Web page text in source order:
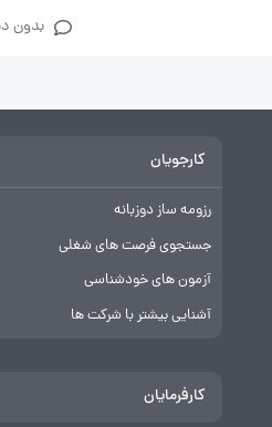
بدون
کارجویان
رزومه ساز دوزبانه
جستجوی فرصت های شغلی
آزمون های خودشناسی
آشنایی بیشتر با شرکت ها
کارفرمایان